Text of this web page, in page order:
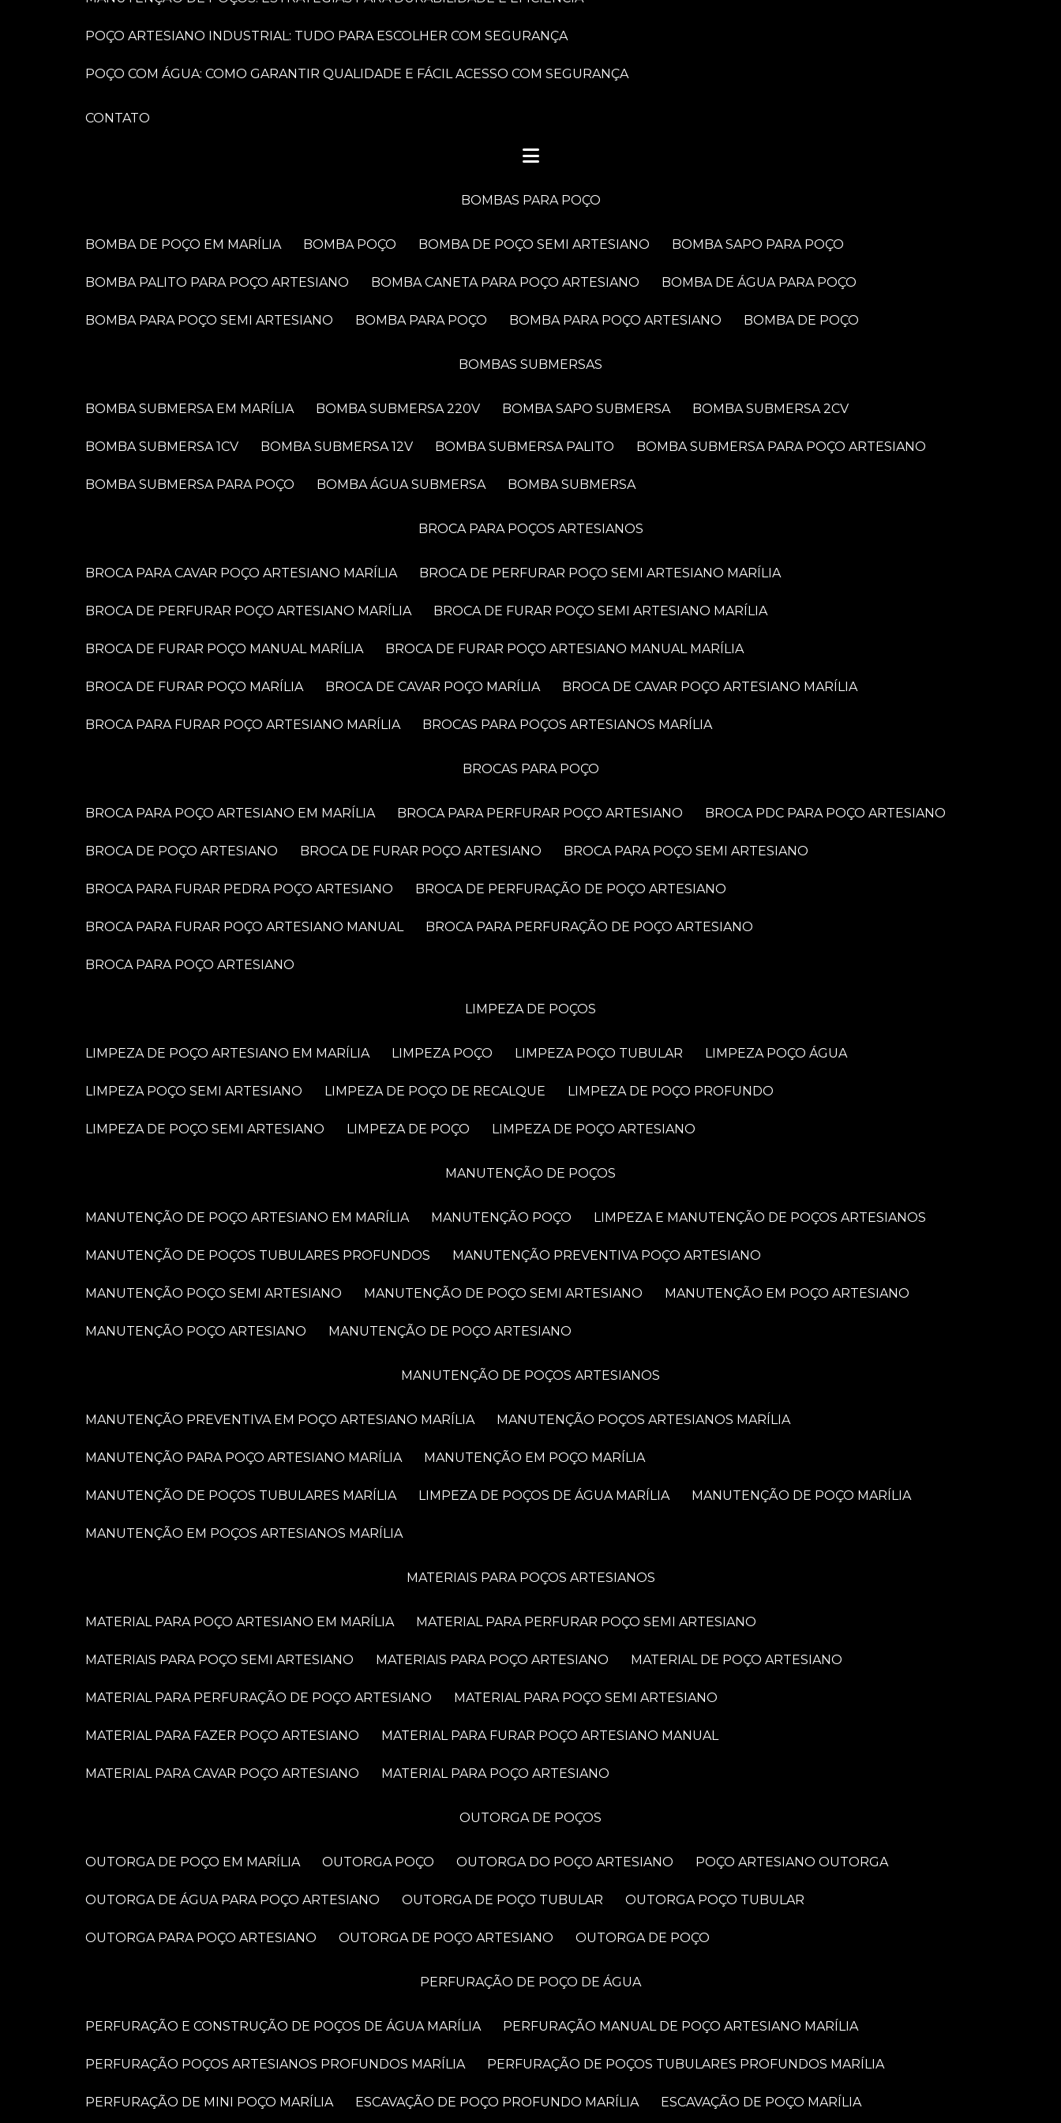
POÇO ARTESIANO INDUSTRIAL: TUDO PARA ESCOLHER COM SEGURANÇA
POÇO COM ÁGUA: COMO GARANTIR QUALIDADE E FÁCIL ACESSO COM SEGURANÇA
CONTATO
BOMBAS PARA POÇO
BOMBA DE POÇO EM MARÍLIA BOMBA POÇO BOMBA DE POÇO SEMI ARTESIANO BOMBA SAPO PARA POÇO
BOMBA PALITO PARA POÇO ARTESIANO BOMBA CANETA PARA POÇO ARTESIANO BOMBA DE ÁGUA PARA POÇO
BOMBA PARA POÇO SEMI ARTESIANO BOMBA PARA POÇO BOMBA PARA POÇO ARTESIANO BOMBA DE POÇO
BOMBAS SUBMERSAS
BOMBA SUBMERSA EM MARÍLIA BOMBA SUBMERSA 220V BOMBA SAPO SUBMERSA BOMBA SUBMERSA 2CV
BOMBA SUBMERSA 1CV BOMBA SUBMERSA 12V BOMBA SUBMERSA PALITO BOMBA SUBMERSA PARA POÇO ARTESIANO
BOMBA SUBMERSA PARA POÇO BOMBA ÁGUA SUBMERSA BOMBA SUBMERSA
BROCA PARA POÇOS ARTESIANOS
BROCA PARA CAVAR POÇO ARTESIANO MARÍLIA BROCA DE PERFURAR POÇO SEMI ARTESIANO MARÍLIA
BROCA DE PERFURAR POÇO ARTESIANO MARÍLIA BROCA DE FURAR POÇO SEMI ARTESIANO MARÍLIA
BROCA DE FURAR POÇO MANUAL MARÍLIA BROCA DE FURAR POÇO ARTESIANO MANUAL MARÍLIA
BROCA DE FURAR POÇO MARÍLIA BROCA DE CAVAR POÇO MARÍLIA BROCA DE CAVAR POÇO ARTESIANO MARÍLIA
BROCA PARA FURAR POÇO ARTESIANO MARÍLIA BROCAS PARA POÇOS ARTESIANOS MARÍLIA
BROCAS PARA POÇO
BROCA PARA POÇO ARTESIANO EM MARÍLIA BROCA PARA PERFURAR POÇO ARTESIANO BROCA PDC PARA POÇO ARTESIANO
BROCA DE POÇO ARTESIANO BROCA DE FURAR POÇO ARTESIANO BROCA PARA POÇO SEMI ARTESIANO
BROCA PARA FURAR PEDRA POÇO ARTESIANO BROCA DE PERFURAÇÃO DE POÇO ARTESIANO
BROCA PARA FURAR POÇO ARTESIANO MANUAL BROCA PARA PERFURAÇÃO DE POÇO ARTESIANO
BROCA PARA POÇO ARTESIANO
LIMPEZA DE POÇOS
LIMPEZA DE POÇO ARTESIANO EM MARÍLIA LIMPEZA POÇO LIMPEZA POÇO TUBULAR LIMPEZA POÇO ÁGUA
LIMPEZA POÇO SEMI ARTESIANO LIMPEZA DE POÇO DE RECALQUE LIMPEZA DE POÇO PROFUNDO
LIMPEZA DE POÇO SEMI ARTESIANO LIMPEZA DE POÇO LIMPEZA DE POÇO ARTESIANO
MANUTENÇÃO DE POÇOS
MANUTENÇÃO DE POÇO ARTESIANO EM MARÍLIA MANUTENÇÃO POÇO LIMPEZA E MANUTENÇÃO DE POÇOS ARTESIANOS
MANUTENÇÃO DE POÇOS TUBULARES PROFUNDOS MANUTENÇÃO PREVENTIVA POÇO ARTESIANO
MANUTENÇÃO POÇO SEMI ARTESIANO MANUTENÇÃO DE POÇO SEMI ARTESIANO MANUTENÇÃO EM POÇO ARTESIANO
MANUTENÇÃO POÇO ARTESIANO MANUTENÇÃO DE POÇO ARTESIANO
MANUTENÇÃO DE POÇOS ARTESIANOS
MANUTENÇÃO PREVENTIVA EM POÇO ARTESIANO MARÍLIA MANUTENÇÃO POÇOS ARTESIANOS MARÍLIA
MANUTENÇÃO PARA POÇO ARTESIANO MARÍLIA MANUTENÇÃO EM POÇO MARÍLIA
MANUTENÇÃO DE POÇOS TUBULARES MARÍLIA LIMPEZA DE POÇOS DE ÁGUA MARÍLIA MANUTENÇÃO DE POÇO MARÍLIA
MANUTENÇÃO EM POÇOS ARTESIANOS MARÍLIA
MATERIAIS PARA POÇOS ARTESIANOS
MATERIAL PARA POÇO ARTESIANO EM MARÍLIA MATERIAL PARA PERFURAR POÇO SEMI ARTESIANO
MATERIAIS PARA POÇO SEMI ARTESIANO MATERIAIS PARA POÇO ARTESIANO MATERIAL DE POÇO ARTESIANO
MATERIAL PARA PERFURAÇÃO DE POÇO ARTESIANO MATERIAL PARA POÇO SEMI ARTESIANO
MATERIAL PARA FAZER POÇO ARTESIANO MATERIAL PARA FURAR POÇO ARTESIANO MANUAL
MATERIAL PARA CAVAR POÇO ARTESIANO MATERIAL PARA POÇO ARTESIANO
OUTORGA DE POÇOS
OUTORGA DE POÇO EM MARÍLIA OUTORGA POÇO OUTORGA DO POÇO ARTESIANO POÇO ARTESIANO OUTORGA
OUTORGA DE ÁGUA PARA POÇO ARTESIANO OUTORGA DE POÇO TUBULAR OUTORGA POÇO TUBULAR
OUTORGA PARA POÇO ARTESIANO OUTORGA DE POÇO ARTESIANO OUTORGA DE POÇO
PERFURAÇÃO DE POÇO DE ÁGUA
PERFURAÇÃO E CONSTRUÇÃO DE POÇOS DE ÁGUA MARÍLIA PERFURAÇÃO MANUAL DE POÇO ARTESIANO MARÍLIA
PERFURAÇÃO POÇOS ARTESIANOS PROFUNDOS MARÍLIA PERFURAÇÃO DE POÇOS TUBULARES PROFUNDOS MARÍLIA
PERFURAÇÃO DE MINI POÇO MARÍLIA ESCAVAÇÃO DE POÇO PROFUNDO MARÍLIA ESCAVAÇÃO DE POÇO MARÍLIA